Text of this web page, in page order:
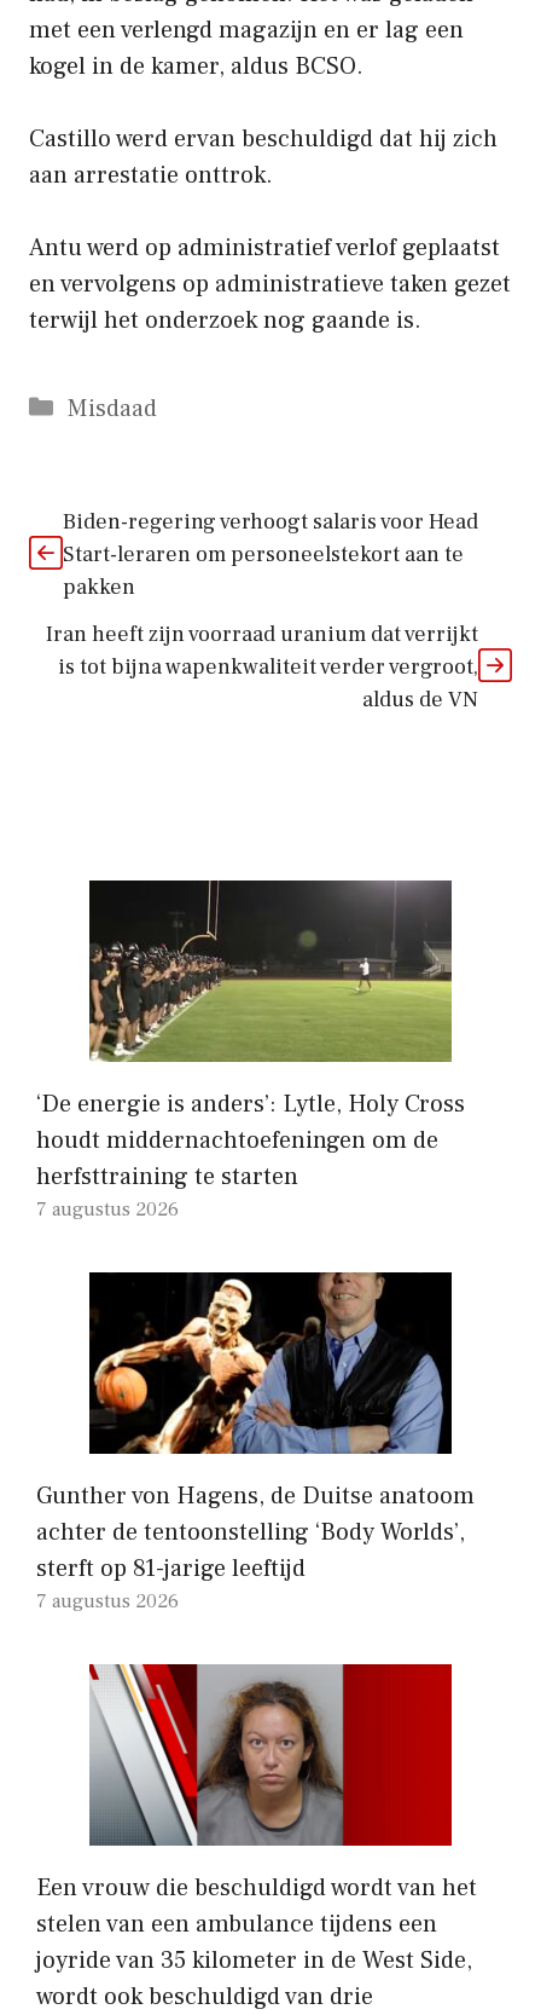
met een verlengd magazijn en er lag een
kogel in de kamer, aldus BCSO.
Castillo werd ervan beschuldigd dat hij zich
aan arrestatie onttrok.
Antu werd op administratief verlof geplaatst
en vervolgens op administratieve taken gezet
terwijl het onderzoek nog gaande is.
Categorieën
Misdaad
Biden-regering verhoogt salaris voor Head
Start-leraren om personeelstekort aan te
pakken
Iran heeft zijn voorraad uranium dat verrijkt
is tot bijna wapenkwaliteit verder vergroot,
aldus de VN
‘De energie is anders’: Lytle, Holy Cross
houdt middernachtoefeningen om de
herfsttraining te starten
7 augustus 2026
Gunther von Hagens, de Duitse anatoom
achter de tentoonstelling ‘Body Worlds’,
sterft op 81-jarige leeftijd
7 augustus 2026
Een vrouw die beschuldigd wordt van het
stelen van een ambulance tijdens een
joyride van 35 kilometer in de West Side,
wordt ook beschuldigd van drie